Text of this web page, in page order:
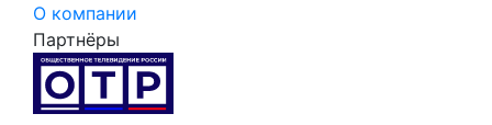
О компании
Партнёры